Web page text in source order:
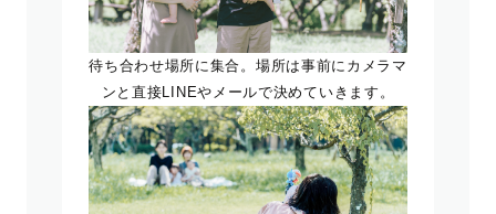
待ち合わせ場所に集合。場所は事前にカメラマ
ンと直接LINEやメールで決めていきます。